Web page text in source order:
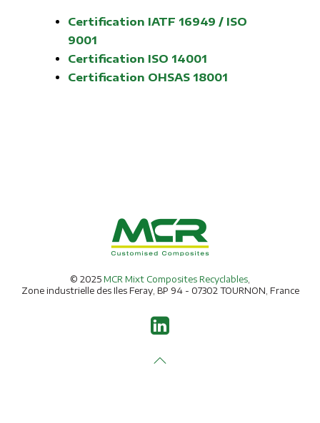
Certification IATF 16949 / ISO
9001
Certification ISO 14001
Certification OHSAS 18001
© 2025 MCR Mixt Composites Recyclables
Zone industrielle des Iles Feray, BP 94 - 07302 TOURNON, France